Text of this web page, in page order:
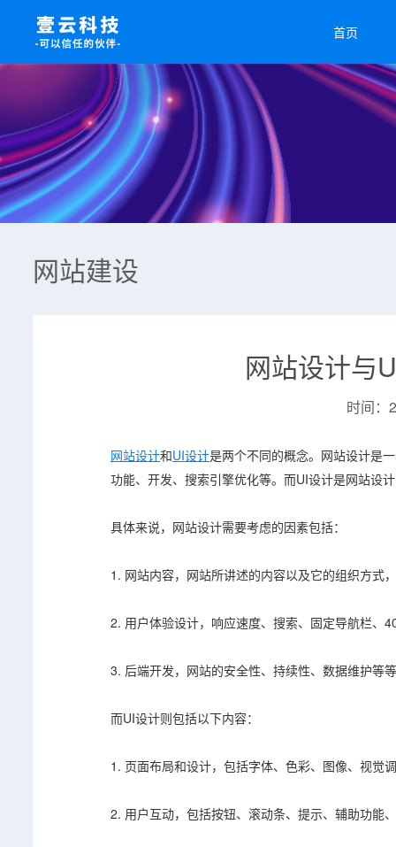
首页
网站建设
网站设计与
时间：
网站设计和UI设计是两个不同的概念。网站设计是
功能、开发、搜索引擎优化等。而UI设计是网站设
具体来说，网站设计需要考虑的因素包括：
1. 网站内容，网站所讲述的内容以及它的组织方式
2. 用户体验设计，响应速度、搜索、固定导航栏、
3. 后端开发，网站的安全性、持续性、数据维护等
而UI设计则包括以下内容：
1. 页面布局和设计，包括字体、色彩、图像、视觉
2. 用户互动，包括按钮、滚动条、提示、辅助功能